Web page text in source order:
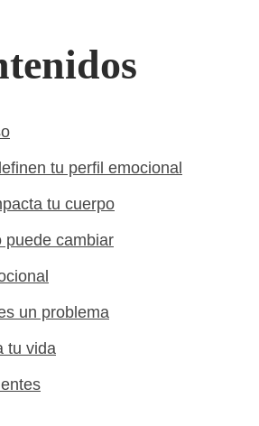
tu perfil emocional
tu cuerpo
puede cambiar
un problema
tu vida